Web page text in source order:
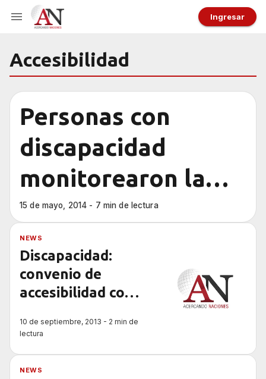
Ingresar
Accesibilidad
Personas con
discapacidad
monitorearon la
accesibilidad del
Monumento
15 de mayo, 2014 - 7 min de lectura
NEWS
Discapacidad:
convenio de
accesibilidad con
Entre Ríos
10 de septiembre, 2013 - 2 min de
lectura
NEWS